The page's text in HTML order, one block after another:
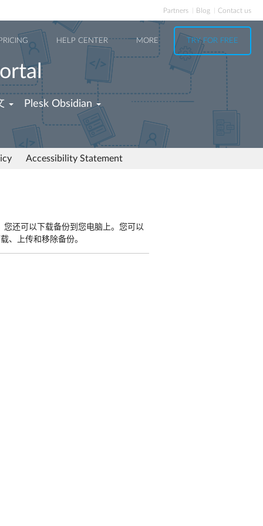
Partners Blog Contact us
PRICING HELP CENTER MORE TRY FOR FREE
Plesk Obsidian
Accessibility Statement
还可以下载备份到您电脑上。您可以
、上传和移除备份。